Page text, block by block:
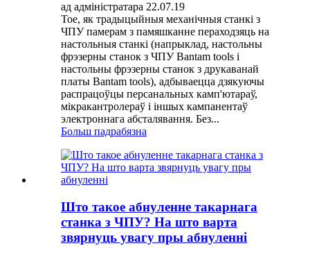
ад адміністратара 22.07.19
Тое, як традыцыйныя механічныя станкі з
ЧПУ памерам з памяшканне пераходзяць на
настольныя станкі (напрыклад, настольны
фрэзерны станок з ЧПУ Bantam tools і
настольны фрэзерны станок з друкаванай
платы Bantam tools), адбываецца дзякуючы
распрацоўцы персанальных камп'ютараў,
мікракантролераў і іншых кампанентаў
электроннага абсталявання. Без...
Больш падрабязна
Што такое абнуленне такарнага
станка з ЧПУ? На што варта
звярнуць увагу пры абнуленні